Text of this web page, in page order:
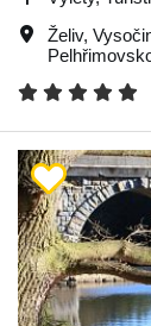
Želiv,